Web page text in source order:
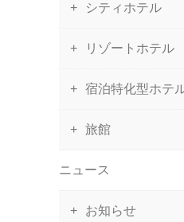
シティホテル
リゾートホテル
宿泊特化型ホテ
旅館
ニュース
お知らせ